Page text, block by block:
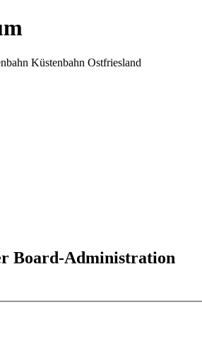
Küstenbahn Ostfriesland
Board-Administration